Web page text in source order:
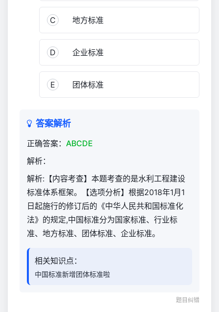
C 地方标准
D 企业标准
E 团体标准
答案解析
正确答案： ABCDE
解析：
解析:【内容考查】本题考查的是水利工程建设
标准体系框架。【选项分析】根据2018年1月1
日起施行的修订后的《中华人民共和国标准化
法》的规定,中国标准分为国家标准、行业标
准、地方标准、团体标准、企业标准。
相关知识点：
中国标准新增团体标准啦
题目纠错